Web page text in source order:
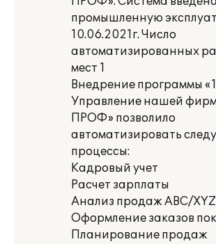
промышленную
10.06.2021г. Число
автоматизированных
мест 1
Внедрение программы
Управление нашей
ПРОФ» позволило
автоматизировать
процессы:
Кадровый учет
Расчет зарплаты
Анализ продаж ABC/XYZ
Оформление заказов
Планирование продаж